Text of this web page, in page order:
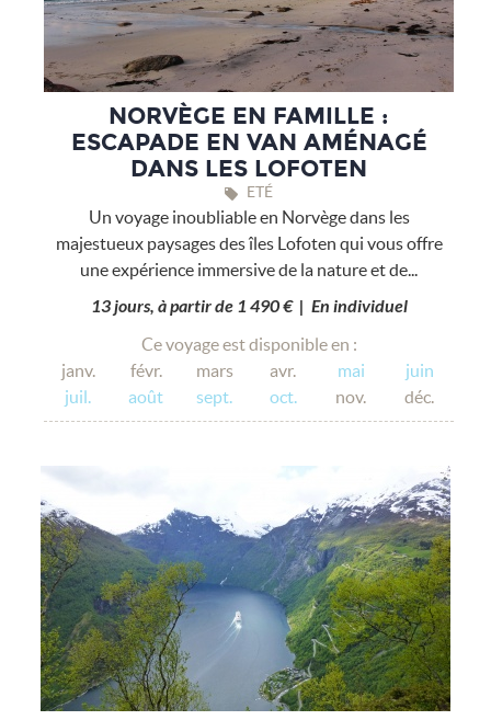
NORVÈGE EN FAMILLE :
ESCAPADE EN VAN AMÉNAGÉ
DANS LES LOFOTEN
ETÉ
Un voyage inoubliable en Norvège dans les
majestueux paysages des îles Lofoten qui vous offre
une expérience immersive de la nature et de...
13 jours, à partir de 1 490 € | En individuel
Ce voyage est disponible en :
janv.
févr. mars avr. mai
juin
juil.
août sept. oct. nov. déc.